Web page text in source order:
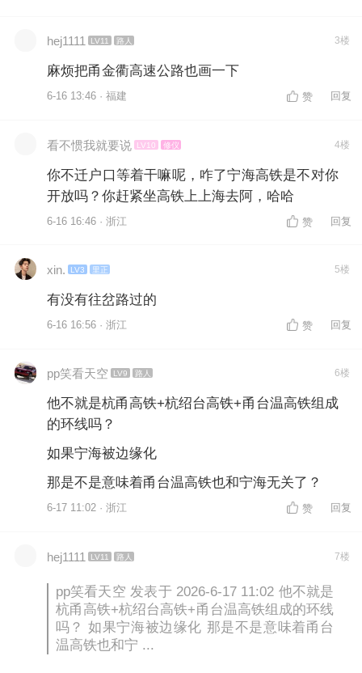
hej1111 LV11 路人 3楼
麻烦把甬金衢高速公路也画一下
6-16 13:46 · 福建 赞 回复
看不惯我就要说 LV10 修仪 4楼
你不迁户口等着干嘛呢，咋了宁海高铁是不对你
开放吗？你赶紧坐高铁上上海去阿，哈哈
6-16 16:46 · 浙江 赞 回复
xin. LV3 里正 5楼
有没有往岔路过的
6-16 16:56 · 浙江 赞 回复
pp笑看天空 LV9 路人 6楼
他不就是杭甬高铁+杭绍台高铁+甬台温高铁组成
的环线吗？
如果宁海被边缘化
那是不是意味着甬台温高铁也和宁海无关了？
6-17 11:02 · 浙江 赞 回复
hej1111 LV11 路人 7楼
pp笑看天空 发表于 2026-6-17 11:02 他不就是
杭甬高铁+杭绍台高铁+甬台温高铁组成的环线
吗？ 如果宁海被边缘化 那是不是意味着甬台
温高铁也和宁 ...